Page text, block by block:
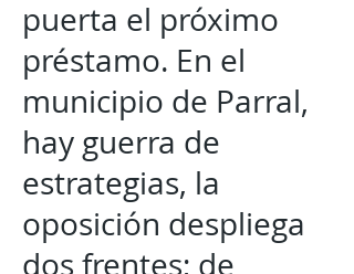
puerta el próximo
préstamo. En el
municipio de Parral,
hay guerra de
estrategias, la
oposición despliega
dos frentes; de